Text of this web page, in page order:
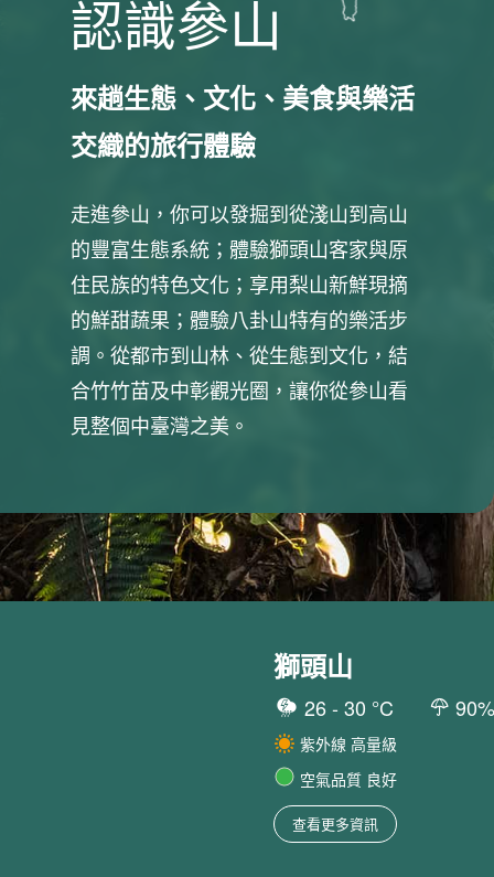
認識參山
來趟生態、文化、美食與樂活
交織的旅行體驗
走進參山，你可以發掘到從淺山到高山
的豐富生態系統；體驗獅頭山客家與原
住民族的特色文化；享用梨山新鮮現摘
的鮮甜蔬果；體驗八卦山特有的樂活步
調。從都市到山林、從生態到文化，結
合竹竹苗及中彰觀光圈，讓你從參山看
見整個中臺灣之美。
獅頭山
26- 30 °C 90%
紫外線 高量級
空氣品質 良好
查看更多資訊